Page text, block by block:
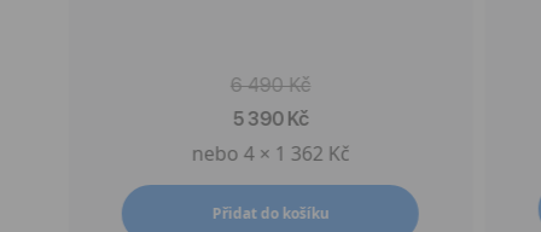
6 490 Kč
5 390 Kč
nebo 4 × 1 362 Kč
Přidat do košíku